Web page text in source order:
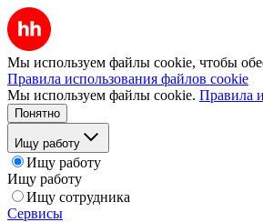
Мы используем файлы cookie, чтобы
Правила использования файлов cookie
Мы используем файлы cookie. Правила
Понятно
Ищу работу
Ищу работу
Ищу работу
Ищу сотрудника
Сервисы